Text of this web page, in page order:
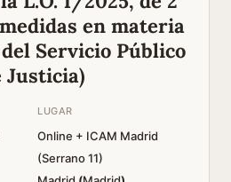
en materia
Servicio Público
Justicia)
LUGAR
Online + ICAM Madrid
(Serrano 11)